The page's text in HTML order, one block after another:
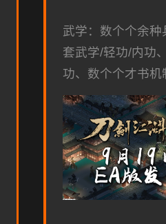
武学：数个个余
套武学/轻功/内功
功、数个个才书机